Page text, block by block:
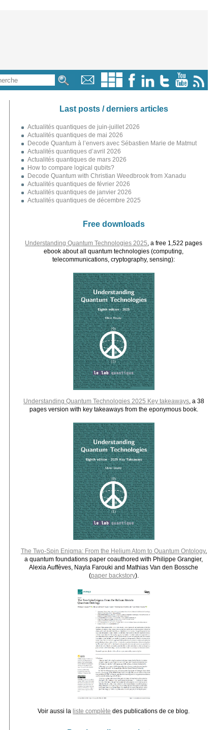
Last posts / derniers articles
Actualités quantiques de juin-juillet 2026
Actualités quantiques de mai 2026
Decode Quantum à l’envers avec Sébastien Marie de Matmut
Actualités quantiques d’avril 2026
Actualités quantiques de mars 2026
How to compare logical qubits?
Decode Quantum with Christian Weedbrook from Xanadu
Actualités quantiques de février 2026
Actualités quantiques de janvier 2026
Actualités quantiques de décembre 2025
Free downloads
Understanding Quantum Technologies 2025 , a free 1,522 pages
ebook about all quantum technologies (computing,
telecommunications, cryptography, sensing):
Understanding Quantum Technologies 2025 Key takeaways, a 38
pages version with key takeaways from the eponymous book.
The Two-Spin Enigma: From the Helium Atom to Quantum Ontology,
a quantum foundations paper coauthored with Philippe Grangier,
Alexia Auffèves, Nayla Farouki and Mathias Van den Bossche
(paper backstory).
Voir aussi la liste complète des publications de ce blog.